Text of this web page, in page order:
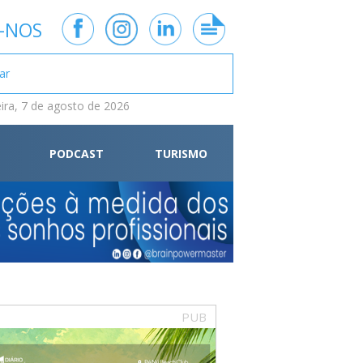
7 de agosto de 2026
PODCAST TURISMO
PUB